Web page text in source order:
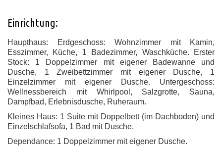
Einrichtung:
Haupthaus: Erdgeschoss: Wohnzimmer mit Kamin,
Esszimmer, Küche, 1 Badezimmer, Waschküche.
Erster
Stock: 1 Doppelzimmer mit eigener Badewanne und
Dusche, 1 Zweibettzimmer mit eigener Dusche, 1
Einzelzimmer mit eigener Dusche.
Untergeschoss:
Wellnessbereich mit Whirlpool, Salzgrotte, Sauna,
Dampfbad, Erlebnisdusche, Ruheraum.
Kleines Haus: 1 Suite mit Doppelbett (im Dachboden) und
Einzelschlafsofa, 1 Bad mit Dusche.
Dependance: 1 Doppelzimmer mit eigener Dusche.